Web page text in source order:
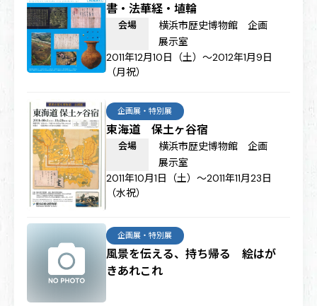
書・法華経・埴輪
2011年12月10日（土）～2012年1月9日
（月祝）
会場
横浜市歴史博物館 企画
展示室
東海道 保土ヶ谷宿
企画展・特別展
2011年10月1日（土）～2011年11月23日
（水祝）
会場
横浜市歴史博物館 企画
展示室
風景を伝える、持ち帰る 絵はが
きあれこれ
企画展・特別展